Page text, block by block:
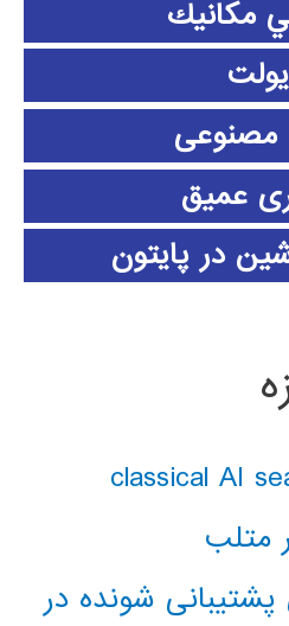
مكانيك
عمیق
در پایتون
متلب
شونده در